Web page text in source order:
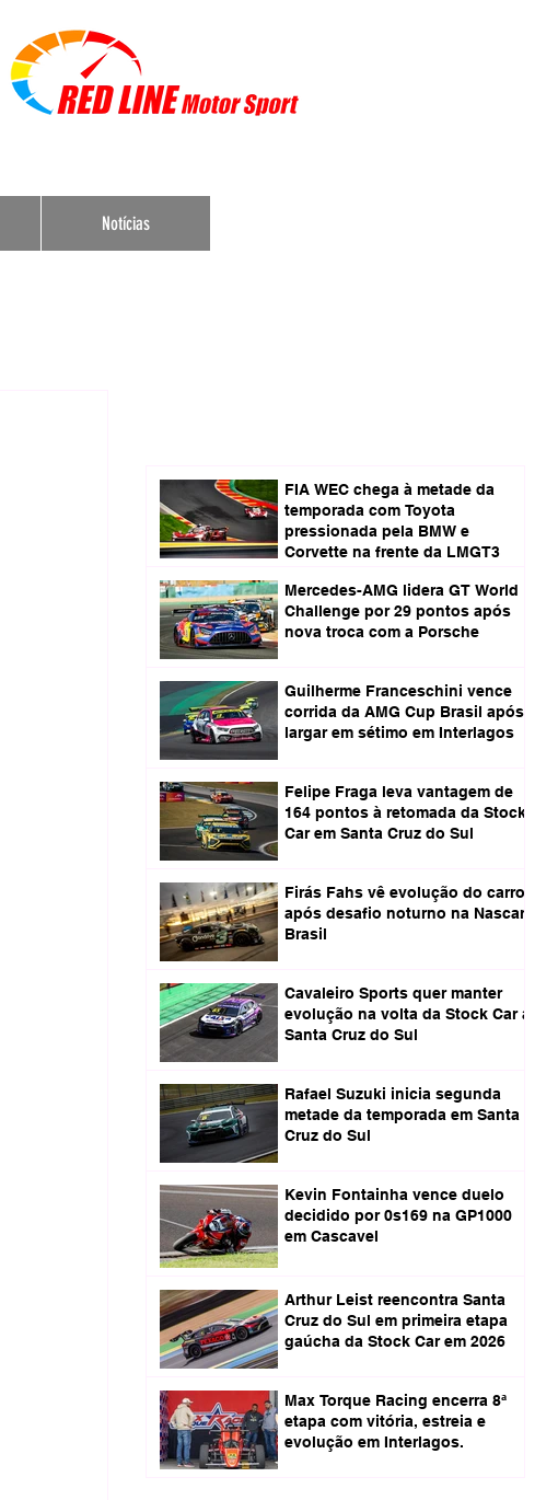
Notícias
FIA WEC chega à metade da
temporada com Toyota
pressionada pela BMW e
Corvette na frente da LMGT3
Mercedes-AMG lidera GT World
Challenge por 29 pontos após
nova troca com a Porsche
Guilherme Franceschini vence
corrida da AMG Cup Brasil após
largar em sétimo em Interlagos
Felipe Fraga leva vantagem de
164 pontos à retomada da Stock
Car em Santa Cruz do Sul
Firás Fahs vê evolução do carro
após desafio noturno na Nascar
Brasil
Cavaleiro Sports quer manter
evolução na volta da Stock Car a
Santa Cruz do Sul
Rafael Suzuki inicia segunda
metade da temporada em Santa
Cruz do Sul
Kevin Fontainha vence duelo
decidido por 0s169 na GP1000
em Cascavel
Arthur Leist reencontra Santa
Cruz do Sul em primeira etapa
gaúcha da Stock Car em 2026
Max Torque Racing encerra 8ª
etapa com vitória, estreia e
evolução em Interlagos.